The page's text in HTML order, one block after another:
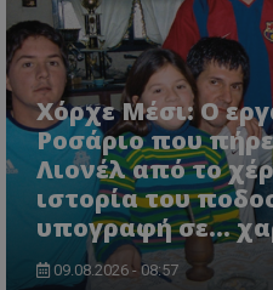
Χόρχε Μέσι: Ο
Ροσάριο που
Λιονέλ από το
ιστορία του
υπογραφή σε...
09.08.2026 - 08:57